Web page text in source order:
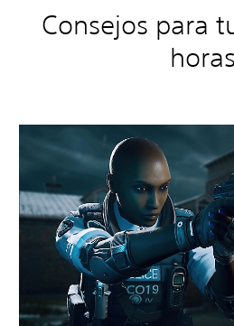
Consejos para
horas